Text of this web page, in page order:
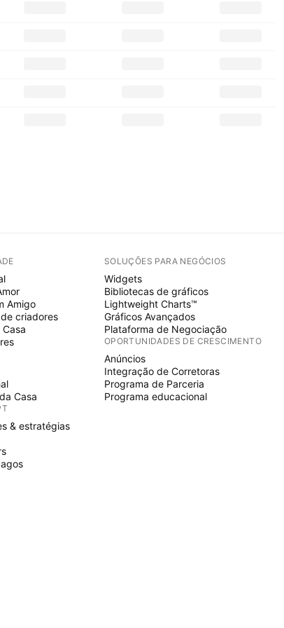
Amigo
criadores
Casa
& estratégias
SOLUÇÕES PARA NEGÓCIOS
Widgets
Bibliotecas de gráficos
Lightweight Charts™
Gráficos Avançados
Plataforma de Negociação
OPORTUNIDADES DE CRESCIMENTO
Anúncios
Integração de Corretoras
Programa de Parceria
Programa educacional